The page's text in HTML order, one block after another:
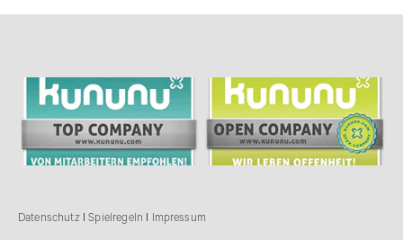
Datenschutz ISpielregeln I Impressum